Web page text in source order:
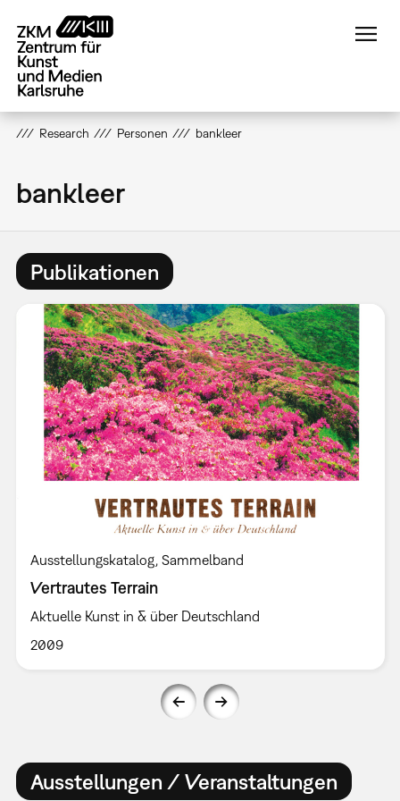
zum
Inhalt
Research Personen bankleer
bankleer
Publikationen
Ausstellungskatalog Sammelband
Vertrautes Terrain
Aktuelle Kunst in & über Deutschland
2009
Ausstellungen / Veranstaltungen